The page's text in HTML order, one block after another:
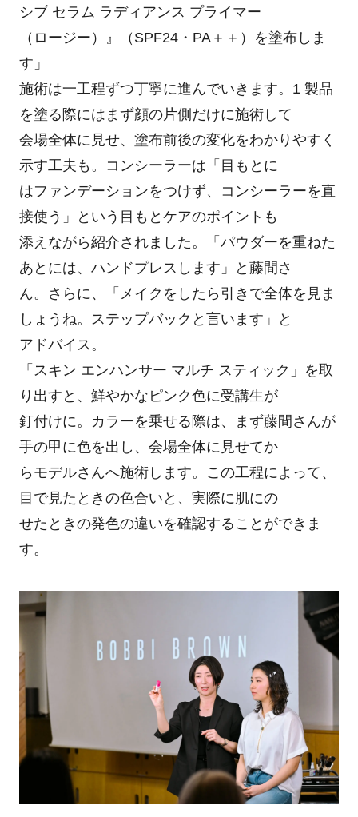
シブ セラム ラディアンス プライマー
（ロージー）』（SPF24・PA＋＋）を塗布しま
す」
施術は一工程ずつ丁寧に進んでいきます。1 製品
を塗る際にはまず顔の片側だけに施術して
会場全体に見せ、塗布前後の変化をわかりやすく
示す工夫も。コンシーラーは「目もとに
はファンデーションをつけず、コンシーラーを直
接使う」という目もとケアのポイントも
添えながら紹介されました。「パウダーを重ねた
あとには、ハンドプレスします」と藤間さ
ん。さらに、「メイクをしたら引きで全体を見ま
しょうね。ステップバックと言います」と
アドバイス。
「スキン エンハンサー マルチ スティック」を取
り出すと、鮮やかなピンク色に受講生が
釘付けに。カラーを乗せる際は、まず藤間さんが
手の甲に色を出し、会場全体に見せてか
らモデルさんへ施術します。この工程によって、
目で見たときの色合いと、実際に肌にの
せたときの発色の違いを確認することができま
す。